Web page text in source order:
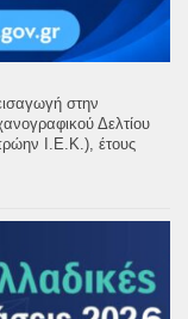
στην
Δελτίου
Ι.Ε.Κ.), έτους